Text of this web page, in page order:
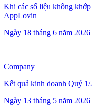
Khi các số liệu không
AppLovin
Ngày 18 tháng 6 năm
Company
Kết quả kinh doanh Quý
Ngày 13 tháng 5 năm